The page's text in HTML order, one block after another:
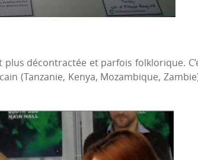
décontractée et parfois folklorique.
(Tanzanie, Kenya, Mozambique,